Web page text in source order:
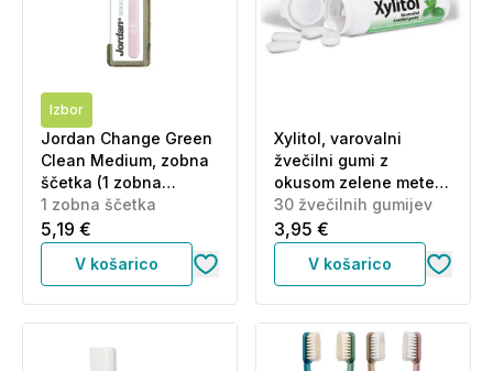
Izbor
Jordan Change Green
Clean Medium, zobna
ščetka (1 zobna
ščetka)
1 zobna ščetka
5,19 €
V košarico
Xylitol, varovalni
žvečilni gumi z
okusom zelene mete
(30 žvečilnih gumijev)
30 žvečilnih gumijev
3,95 €
V košarico